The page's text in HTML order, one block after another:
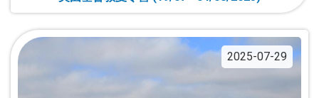
2025-07-29